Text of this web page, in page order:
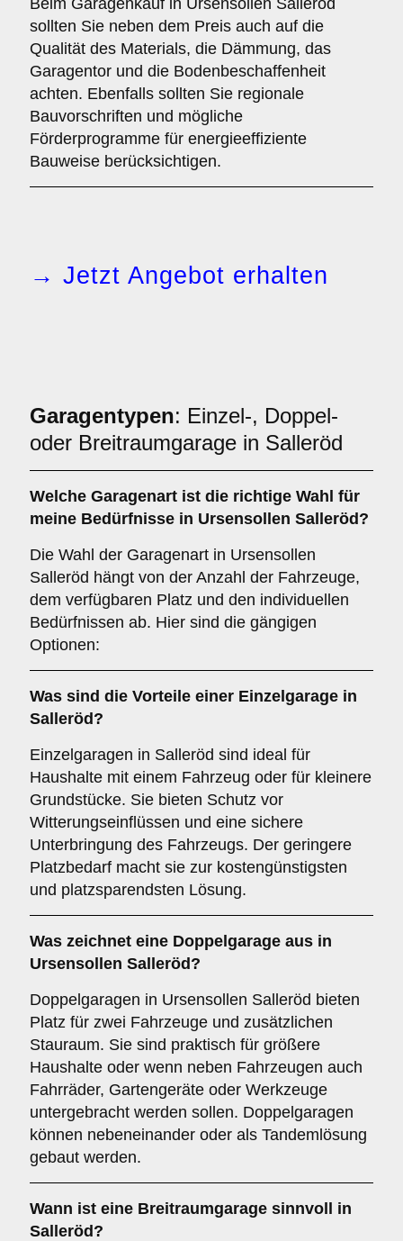
Beim Garagenkauf in Ursensollen Salleröd
sollten Sie neben dem Preis auch auf die
Qualität des Materials, die Dämmung, das
Garagentor und die Bodenbeschaffenheit
achten. Ebenfalls sollten Sie regionale
Bauvorschriften und mögliche
Förderprogramme für energieeffiziente
Bauweise berücksichtigen.
→ Jetzt Angebot erhalten
Garagentypen: Einzel-, Doppel-
oder Breitraumgarage in Salleröd
Welche Garagenart ist die richtige Wahl für
meine Bedürfnisse in Ursensollen Salleröd?
Die Wahl der Garagenart in Ursensollen
Salleröd hängt von der Anzahl der Fahrzeuge,
dem verfügbaren Platz und den individuellen
Bedürfnissen ab. Hier sind die gängigen
Optionen:
Was sind die Vorteile einer Einzelgarage in
Salleröd?
Einzelgaragen in Salleröd sind ideal für
Haushalte mit einem Fahrzeug oder für kleinere
Grundstücke. Sie bieten Schutz vor
Witterungseinflüssen und eine sichere
Unterbringung des Fahrzeugs. Der geringere
Platzbedarf macht sie zur kostengünstigsten
und platzsparendsten Lösung.
Was zeichnet eine Doppelgarage aus in
Ursensollen Salleröd?
Doppelgaragen in Ursensollen Salleröd bieten
Platz für zwei Fahrzeuge und zusätzlichen
Stauraum. Sie sind praktisch für größere
Haushalte oder wenn neben Fahrzeugen auch
Fahrräder, Gartengeräte oder Werkzeuge
untergebracht werden sollen. Doppelgaragen
können nebeneinander oder als Tandemlösung
gebaut werden.
Wann ist eine Breitraumgarage sinnvoll in
Salleröd?